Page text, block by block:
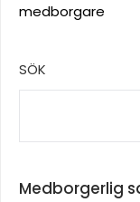
medborgare
SÖK
Medborgerlig